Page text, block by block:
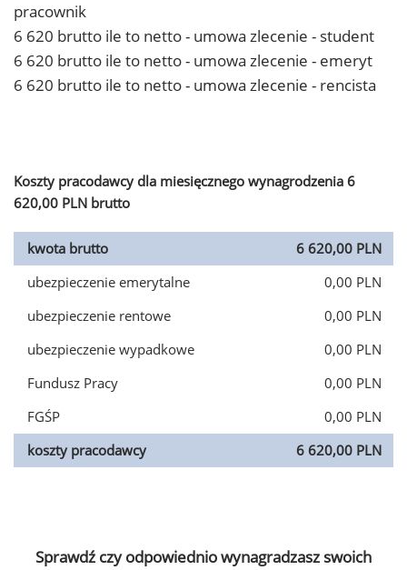
pracownik
6 620 brutto ile to netto - umowa zlecenie - student
6 620 brutto ile to netto - umowa zlecenie - emeryt
6 620 brutto ile to netto - umowa zlecenie - rencista
Koszty pracodawcy dla miesięcznego wynagrodzenia 6
620,00 PLN brutto
kwota brutto
6 620,00 PLN
ubezpieczenie emerytalne
0,00 PLN
ubezpieczenie rentowe
0,00 PLN
ubezpieczenie wypadkowe
0,00 PLN
Fundusz Pracy
0,00 PLN
FGŚP
0,00 PLN
koszty pracodawcy
6 620,00 PLN
Sprawdź czy odpowiednio wynagradzasz swoich